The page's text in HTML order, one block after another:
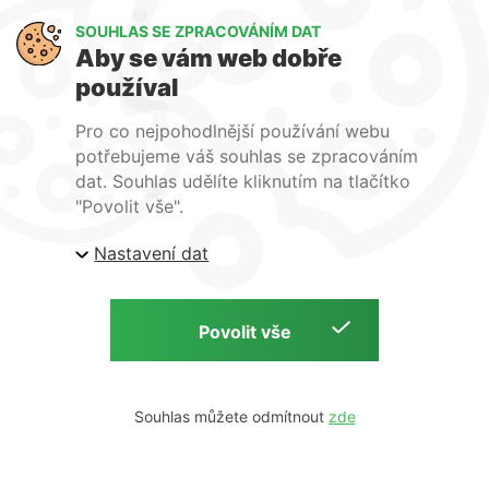
ke všem produktům
Profesionální poradenství
při nákupu
Přihlásit se k odběru newsletteru
SOUHLAS SE ZPRACOVÁNÍM DAT
Aby se vám web dobře
používal
Pro co nejpohodlnější používání webu
potřebujeme váš souhlas se zpracováním
dat. Souhlas udělíte kliknutím na tlačítko
"Povolit vše".
Nastavení dat
Souhlas můžete odmítnout